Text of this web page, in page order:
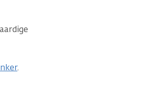
.